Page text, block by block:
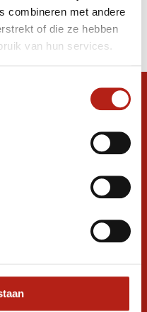
combineren met andere
of die ze hebben
van hun services.
en
Inschrijven voor